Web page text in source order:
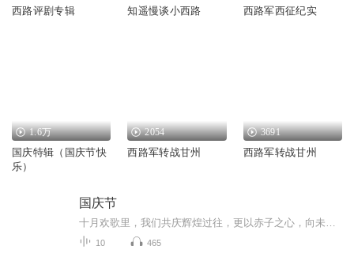
西路评剧专辑 知遥慢谈小西路 西路军西征纪实
1.6万
国庆特辑（国庆节快
乐）
2054
西路军转战甘州
3691
西路军转战甘州
国庆节
10 465